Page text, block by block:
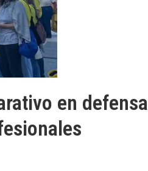
en defensa